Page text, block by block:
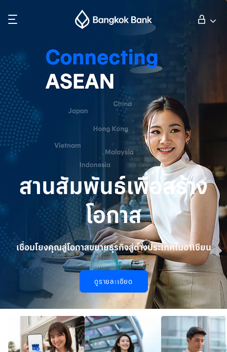
ลูกค้าธุรกิจ
กิจการธนาคารต่างประเทศ
เกี่ยวกับธนาคารกรุงเทพ
日本語
EN
สานสัมพันธ์เพื่อสร้าง
โอกาส
เชื่อมโยงคุณสู่โอกาสขยายธุรกิจสู่ต่างประเทศในอาเซียน
ดูรายละเอียด